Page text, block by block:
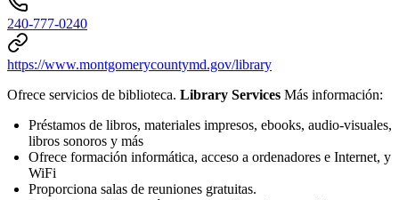
240-777-0240
https://www.montgomerycountymd.gov/library
Ofrece servicios de biblioteca. Library Services Más información:
Préstamos de libros, materiales impresos, ebooks, audio-visuales,
libros sonoros y más
Ofrece formación informática, acceso a ordenadores e Internet, y
WiFi
Proporciona salas de reuniones gratuitas.